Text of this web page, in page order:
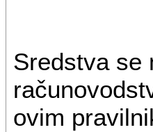
Sredstva se
ovim